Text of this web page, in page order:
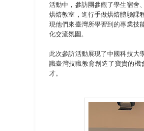
活動中，參訪團參觀了學生宿舍
烘焙教室，進行手做烘焙體驗課
現他們來臺灣所學習到的專業技
化交流氛圍。
此次參訪活動展現了中國科技大
識臺灣技職教育創造了寶貴的機
才。